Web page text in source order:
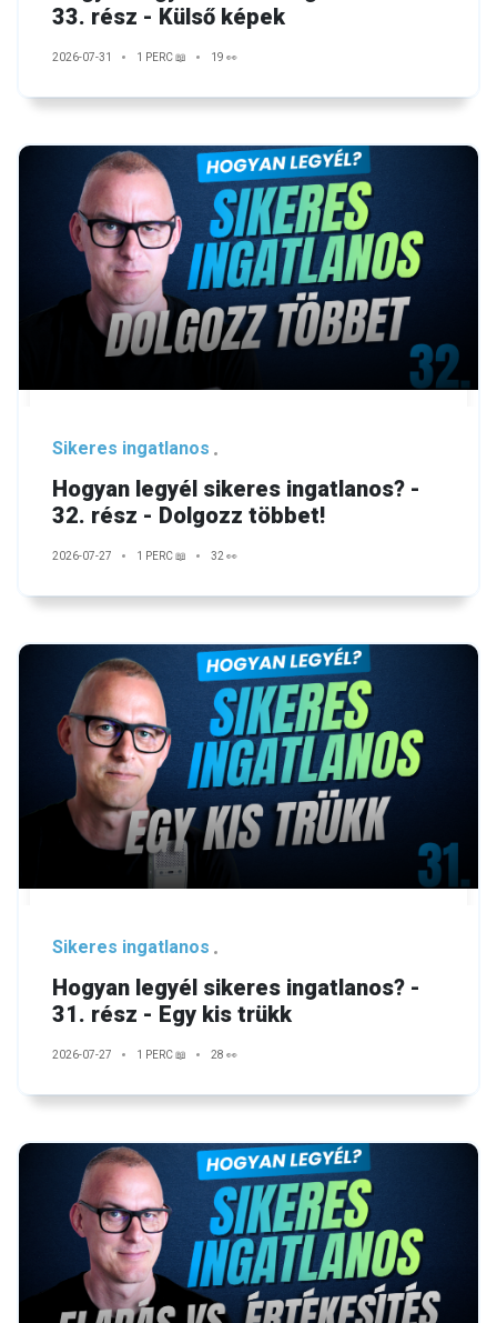
33. rész - Külső képek
2026-07-31 1 PERC 📖 19 👀
Sikeres ingatlanos
Hogyan legyél sikeres ingatlanos? -
32. rész - Dolgozz többet!
2026-07-27 1 PERC 📖 32 👀
Sikeres ingatlanos
Hogyan legyél sikeres ingatlanos? -
31. rész - Egy kis trükk
2026-07-27 1 PERC 📖 28 👀